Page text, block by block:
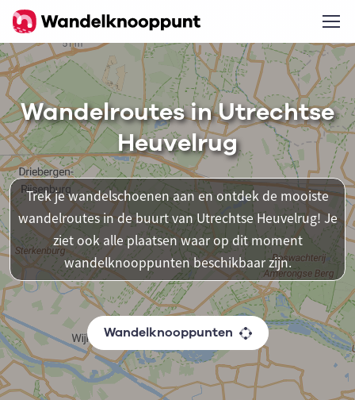
Wandelroutes in Utrechtse
Heuvelrug
Trek je wandelschoenen aan en ontdek de mooiste
wandelroutes in de buurt van Utrechtse Heuvelrug! Je
ziet ook alle plaatsen waar op dit moment
wandelknooppunten beschikbaar zijn.
Wandelknooppunten